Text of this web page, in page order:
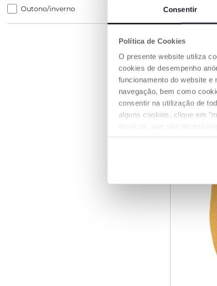
Consentir
Política de Cookies
O presente website utiliza
cookies de desempenho
funcionamento do website e
navegação, bem como
consentir na utilização de
alguns cookies, clique em
Outono/inverno
€ 27,99
ATÉ -60%